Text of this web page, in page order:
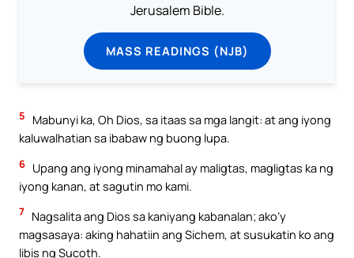
Jerusalem Bible.
MASS READINGS (NJB)
5
Mabunyi ka, Oh Dios, sa itaas sa mga langit: at ang iyong
kaluwalhatian sa ibabaw ng buong lupa.
6 Upang ang iyong minamahal ay maligtas, magligtas ka ng
iyong kanan, at sagutin mo kami.
7 Nagsalita ang Dios sa kaniyang kabanalan; ako’y
magsasaya: aking hahatiin ang Sichem, at susukatin ko ang
libis ng Sucoth.